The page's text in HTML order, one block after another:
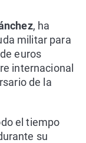
, ha
militar para
euros
internacional
de la
el tiempo
su